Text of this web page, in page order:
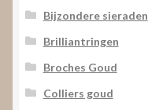
Bijzondere sieraden
Brilliantringen
Broches Goud
Colliers goud